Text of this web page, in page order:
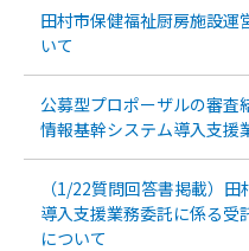
田村市保健福祉厨房施設運
いて
公募型プロポーザルの審査
情報基幹システム導入支援
（1/22質問回答書掲載）
導入支援業務委託に係る受
について